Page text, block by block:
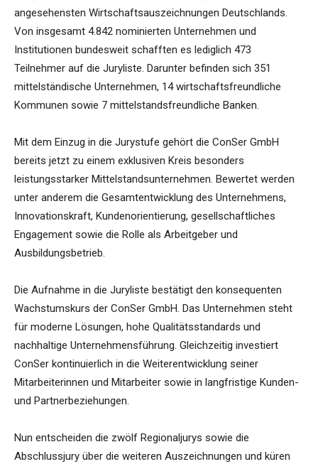
angesehensten Wirtschaftsauszeichnungen Deutschlands.
Von insgesamt 4.842 nominierten Unternehmen und
Institutionen bundesweit schafften es lediglich 473
Teilnehmer auf die Juryliste. Darunter befinden sich 351
mittelständische Unternehmen, 14 wirtschaftsfreundliche
Kommunen sowie 7 mittelstandsfreundliche Banken.
Mit dem Einzug in die Jurystufe gehört die ConSer GmbH
bereits jetzt zu einem exklusiven Kreis besonders
leistungsstarker Mittelstandsunternehmen. Bewertet werden
unter anderem die Gesamtentwicklung des Unternehmens,
Innovationskraft, Kundenorientierung, gesellschaftliches
Engagement sowie die Rolle als Arbeitgeber und
Ausbildungsbetrieb.
Die Aufnahme in die Juryliste bestätigt den konsequenten
Wachstumskurs der ConSer GmbH. Das Unternehmen steht
für moderne Lösungen, hohe Qualitätsstandards und
nachhaltige Unternehmensführung. Gleichzeitig investiert
ConSer kontinuierlich in die Weiterentwicklung seiner
Mitarbeiterinnen und Mitarbeiter sowie in langfristige Kunden-
und Partnerbeziehungen.
Nun entscheiden die zwölf Regionaljurys sowie die
Abschlussjury über die weiteren Auszeichnungen und küren